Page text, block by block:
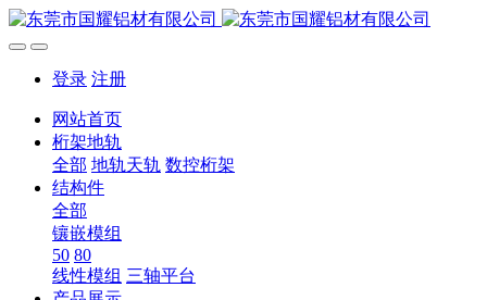
登录 注册
网站首页
桁架地轨
全部 地轨天轨 数控桁架
结构件
全部
镶嵌模组
50 80
线性模组 三轴平台